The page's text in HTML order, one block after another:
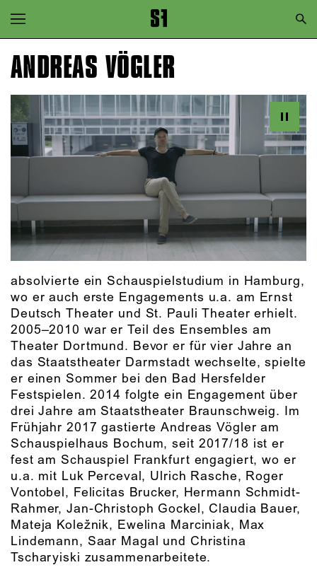
Zur Hauptnavigation springen
Zum Hauptinhalt springen
ANDREAS VÖGLER
absolvierte ein Schauspielstudium in Hamburg,
wo er auch erste Engagements u.a. am Ernst
Deutsch Theater und St. Pauli Theater erhielt.
2005–2010 war er Teil des Ensembles am
Theater Dortmund. Bevor er für vier Jahre an
das Staatstheater Darmstadt wechselte, spielte
er einen Sommer bei den Bad Hersfelder
Festspielen. 2014 folgte ein Engagement über
drei Jahre am Staatstheater Braunschweig. Im
Frühjahr 2017 gastierte Andreas Vögler am
Schauspielhaus Bochum, seit 2017/18 ist er
fest am Schauspiel Frankfurt engagiert, wo er
u.a. mit Luk Perceval, Ulrich Rasche, Roger
Vontobel, Felicitas Brucker, Hermann Schmidt-
Rahmer, Jan-Christoph Gockel, Claudia Bauer,
Mateja Koležnik, Ewelina Marciniak, Max
Lindemann, Saar Magal und Christina
Tscharyiski zusammenarbeitete.